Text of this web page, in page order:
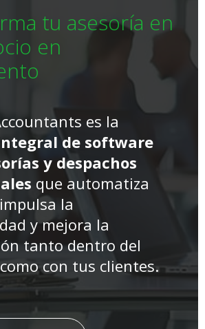
tu asesoría en
en
es la
de software
y despachos
que automatiza
la
y mejora la
tanto dentro del
con tus clientes.